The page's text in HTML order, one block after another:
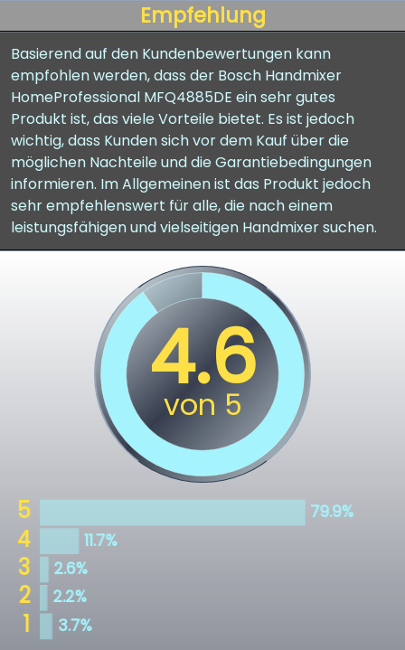
Empfehlung
Basierend auf den Kundenbewertungen kann
empfohlen werden, dass der Bosch Handmixer
HomeProfessional MFQ4885DE ein sehr gutes
Produkt ist, das viele Vorteile bietet. Es ist jedoch
wichtig, dass Kunden sich vor dem Kauf über die
möglichen Nachteile und die Garantiebedingungen
informieren. Im Allgemeinen ist das Produkt jedoch
sehr empfehlenswert für alle, die nach einem
leistungsfähigen und vielseitigen Handmixer suchen.